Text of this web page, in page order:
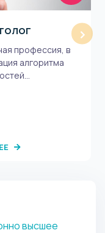
профессия, в
алгоритма
›
высшее